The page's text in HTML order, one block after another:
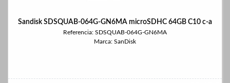
Sandisk SDSQUAB-064G-GN6MA microSDHC 64GB C10 c-a
Referencia: SDSQUAB-064G-GN6MA
Marca: SanDisk